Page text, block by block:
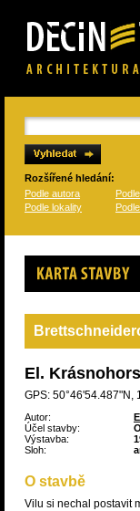
Rozšířené hledání:
Podle autora
Podle lokality
Karta stavby
El.
GPS: 50°46'54.487"N,
Autor:
Účel stavby:
Výstavba:
Sloh:
O stavbě
Vilu si nechal postavit